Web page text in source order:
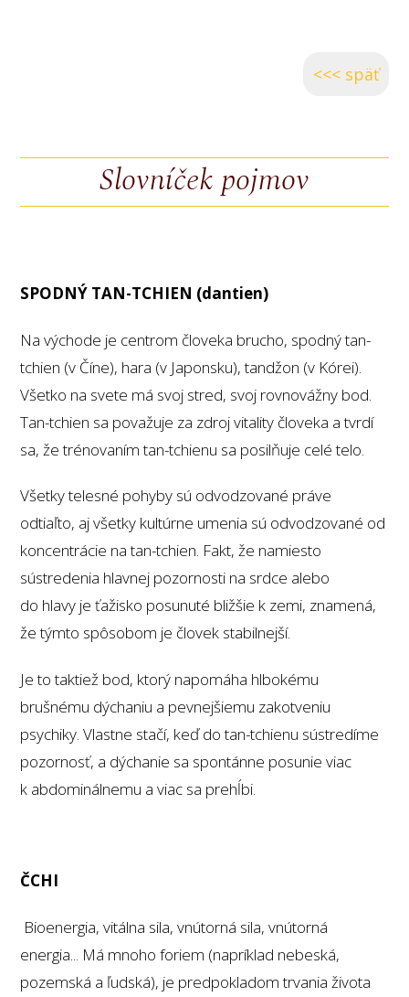
<<< späť
Slovníček pojmov
SPODNÝ TAN-TCHIEN (dantien)
Na východe je centrom človeka brucho, spodný tan-
tchien (v Číne), hara (v Japonsku), tandžon (v Kórei).
Všetko na svete má svoj stred, svoj rovnovážny bod.
Tan-tchien sa považuje za zdroj vitality človeka a tvrdí
sa, že trénovaním tan-tchienu sa posilňuje celé telo.
Všetky telesné pohyby sú odvodzované práve
odtiaľto, aj všetky kultúrne umenia sú odvodzované od
koncentrácie na tan-tchien. Fakt, že namiesto
sústredenia hlavnej pozornosti na srdce alebo
do hlavy je ťažisko posunuté bližšie k zemi, znamená,
že týmto spôsobom je človek stabilnejší.
Je to taktiež bod, ktorý napomáha hlbokému
brušnému dýchaniu a pevnejšiemu zakotveniu
psychiky. Vlastne stačí, keď do tan-tchienu sústredíme
pozornosť, a dýchanie sa spontánne posunie viac
k abdominálnemu a viac sa prehĺbi.
ČCHI
Bioenergia, vitálna sila, vnútorná sila, vnútorná
energia... Má mnoho foriem (napríklad nebeská,
pozemská a ľudská), je predpokladom trvania života